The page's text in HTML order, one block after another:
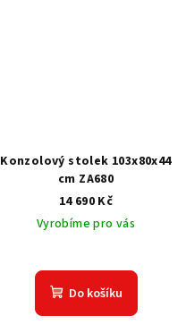
Konzolový stolek 103x80x44
cm ZA680
14 690 Kč
Vyrobíme pro vás
Do košíku